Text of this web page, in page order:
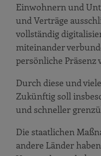
Einwohnern und
und Verträge
vollständig
miteinander
persönliche Präsenz
Durch diese und
Zukünftig soll
und schneller
Die staatlichen
andere Länder